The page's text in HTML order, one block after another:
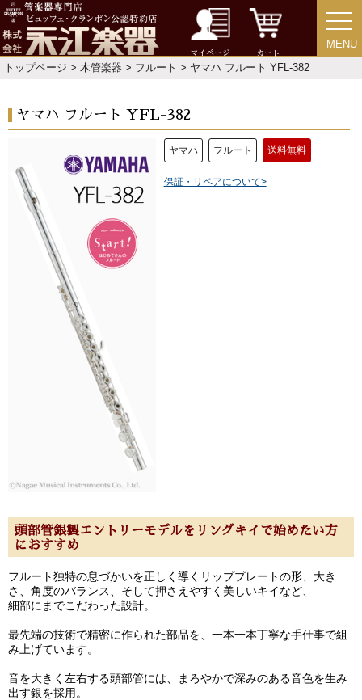
マイページ カート
MENU
MENU
トップページ > 木管楽器 > フルート > ヤマハ フルート YFL-382
ヤマハ フルート YFL-382
ヤマハ フルート 送料無料
保証・リペアについて>
頭部管銀製エントリーモデルをリングキイで始めたい方
におすすめ
フルート独特の息づかいを正しく導くリッププレートの形、大き
さ、角度のバランス、そして押さえやすく美しいキイなど、
細部にまでこだわった設計。
最先端の技術で精密に作られた部品を、一本一本丁寧な手仕事で組
み上げています。
音を大きく左右する頭部管には、まろやかで深みのある音色を生み
出す銀を採用。